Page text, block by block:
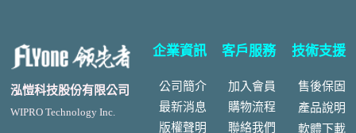
泓愷科技股份有限公司
WIPRO Technology Inc.
企業資訊
公司簡介
最新消息
版權聲明
客戶服務
加入會員
購物流程
聯絡我們
技術支援
售後保固
產品說明
軟體下載